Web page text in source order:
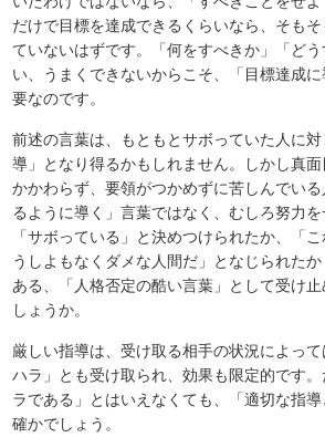
だけで目標を達成できるくらいなら、そも
ていないはずです。「何をすべきか」「ど
い、うまくできないからこそ、「目標達成
要なのです。
前述の言葉は、もともとサボっていた人に
導」となり得るかもしれません。しかし真
かかわらず、要領がつかめずに苦しんでい
るように導く」言葉ではなく、むしろ努力
「サボっている」と決めつけられたか、「
うしよもなくダメな人間だ」となじられた
ある、「人格否定の酷い言葉」として受け
しょうか。
厳しい指導は、受け取る相手の状況によっ
ハラ」とも受け取られ、効果も限定的です
ラである」とはいえなくても、「適切な指
確かでしょう。